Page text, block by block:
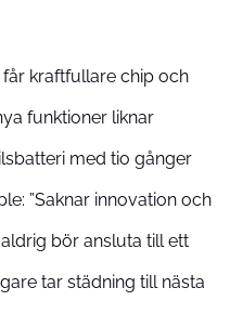
får kraftfullare chip och
funktioner liknar
med tio gånger
”Saknar innovation och
bör ansluta till ett
tar städning till nästa